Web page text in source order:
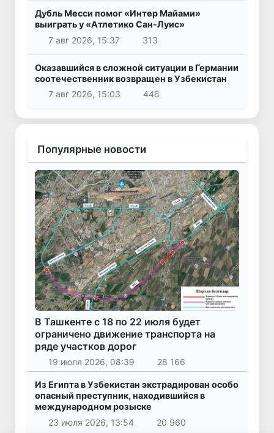
Дубль Месси помог «Интер Майами»
выиграть у «Атлетико Сан-Луис»
7 авг 2026, 15:37
313
Оказавшийся в сложной ситуации в Германии
соотечественник возвращен в Узбекистан
7 авг 2026, 15:03
446
Популярные новости
В Ташкенте с 18 по 22 июля будет
ограничено движение транспорта на
ряде участков дорог
19 июля 2026, 08:39 28 166
Из Египта в Узбекистан экстрадирован особо
опасный преступник, находившийся в
международном розыске
23 июля 2026, 13:54
20 960